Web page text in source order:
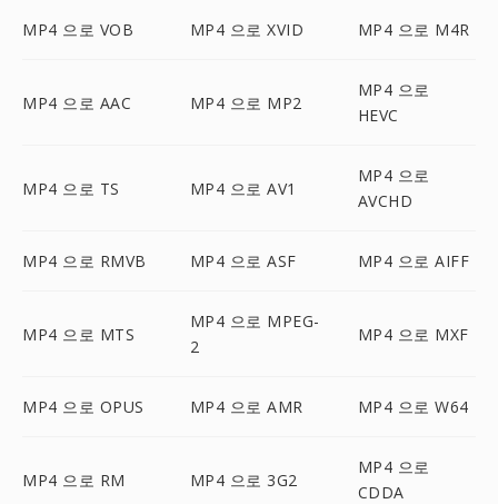
MP4 으로 VOB MP4 으로 XVID MP4 으로 M4R
MP4 으로 AAC MP4 으로 MP2
MP4 으로
HEVC
MP4 으로 TS MP4 으로 AV1
MP4 으로
AVCHD
MP4 으로 RMVB MP4 으로 ASF MP4 으로 AIFF
MP4 으로 MTS
MP4 으로 MPEG-
2
MP4 으로 MXF
MP4 으로 OPUS MP4 으로 AMR MP4 으로 W64
MP4 으로 RM MP4 으로 3G2
MP4 으로
CDDA